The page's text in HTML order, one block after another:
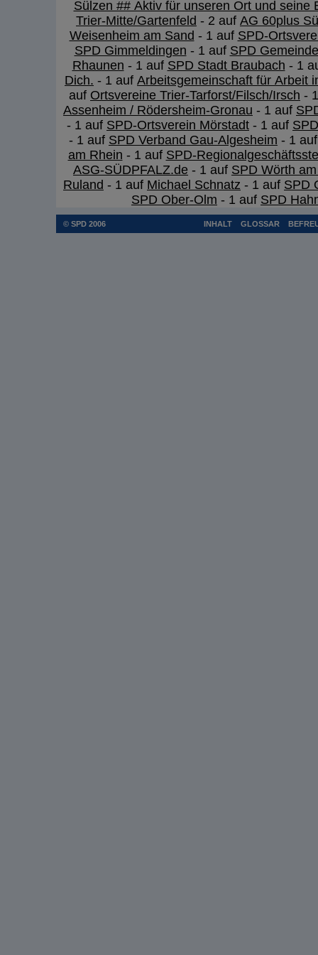
Sülzen ## Aktiv für unseren Ort und seine
Trier-Mitte/Gartenfeld - 2 auf AG 60plus
Weisenheim am Sand - 1 auf SPD-
SPD Gimmeldingen - 1 auf SPD
Rhaunen - 1 auf SPD Stadt Braubach - 1
Dich. - 1 auf Arbeitsgemeinschaft für Arbeit
auf Ortsvereine Trier-Tarforst/Filsch/Irsch -
Assenheim / Rödersheim-Gronau - 1 auf
- 1 auf SPD-Ortsverein Mörstadt - 1 auf
- 1 auf SPD Verband Gau-Algesheim - 1
am Rhein - 1 auf SPD-
ASG-SÜDPFALZ.de - 1 auf SPD Wörth
Ruland - 1 auf Michael Schnatz - 1 auf SPD
SPD Ober-Olm - 1 auf SPD
© SPD 2006 INHALT GLOSSAR